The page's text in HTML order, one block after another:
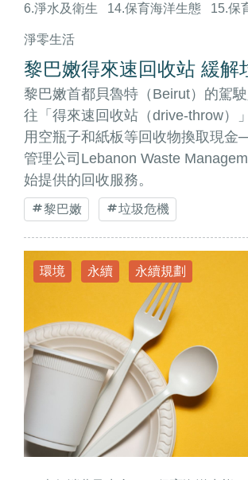
6.淨水及衛生 14.保育海洋生態 15.保
淨零生活
黎巴嫩得來速回收站 緩解
黎巴嫩首都貝魯特（Beirut）的駕
往「得來速回收站（drive-throw）
用空瓶子和紙板等回收物換取現金
管理公司Lebanon Waste
始提供的回收服務。
黎巴嫩 垃圾危機
環境 永續 永續規劃